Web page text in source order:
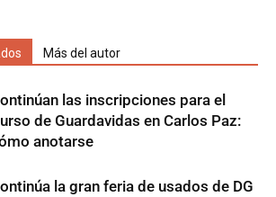
Más del autor
las inscripciones para el
de Guardavidas en Carlos Paz:
anotarse
la gran feria de usados de DG